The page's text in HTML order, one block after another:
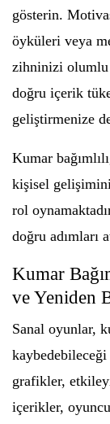
gösterin.
öyküleri veya
zihninizi olumlu
doğru içerik
geliştirmenize
Kumar
kişisel
rol
doğru adımları
Kumar
ve Yeniden
Sanal oyunlar,
grafikler,
içerikler,